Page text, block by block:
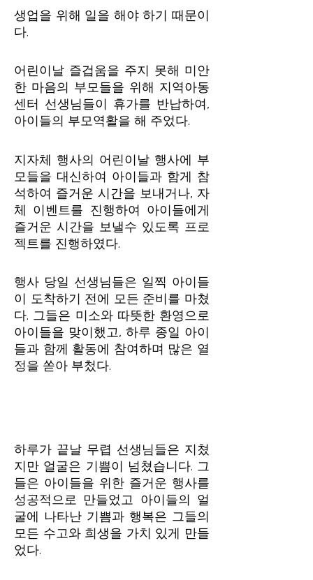
생업을 위해 일을 해야 하기 때문이
다.
어린이날 즐겁움을 주지 못해 미안
한 마음의 부모들을 위해 지역아동
센터 선생님들이 휴가를 반납하여,
아이들의 부모역활을 해 주었다.
지자체 행사의 어린이날 행사에 부
모들을 대신하여 아이들과 함게 참
석하여 즐거운 시간을 보내거나, 자
체 이벤트를 진행하여 아이들에게
즐거운 시간을 보낼수 있도록 프로
젝트를 진행하였다.
행사 당일 선생님들은 일찍 아이들
이 도착하기 전에 모든 준비를 마쳤
다. 그들은 미소와 따뜻한 환영으로
아이들을 맞이했고, 하루 종일 아이
들과 함께 활동에 참여하며 많은 열
정을 쏟아 부첬다.
하루가 끝날 무렵 선생님들은 지쳤
지만 얼굴은 기쁨이 넘쳤습니다. 그
들은 아이들을 위한 즐거운 행사를
성공적으로 만들었고 아이들의 얼
굴에 나타난 기쁨과 행복은 그들의
모든 수고와 희생을 가치 있게 만들
었다.